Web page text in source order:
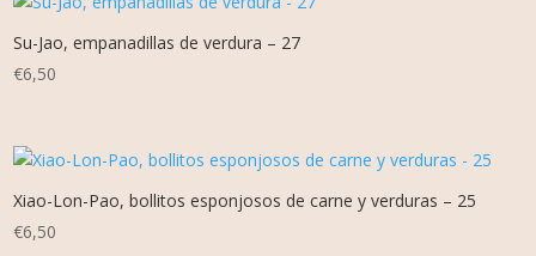
Su-Jao, empanadillas de verdura – 27
€6,50
Xiao-Lon-Pao, bollitos esponjosos de carne y verduras – 25
€6,50